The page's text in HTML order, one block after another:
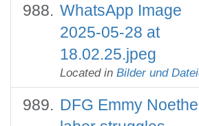
WhatsApp Image
2025-05-28 at
18.02.25.jpeg
Located in Bilder und
DFG Emmy